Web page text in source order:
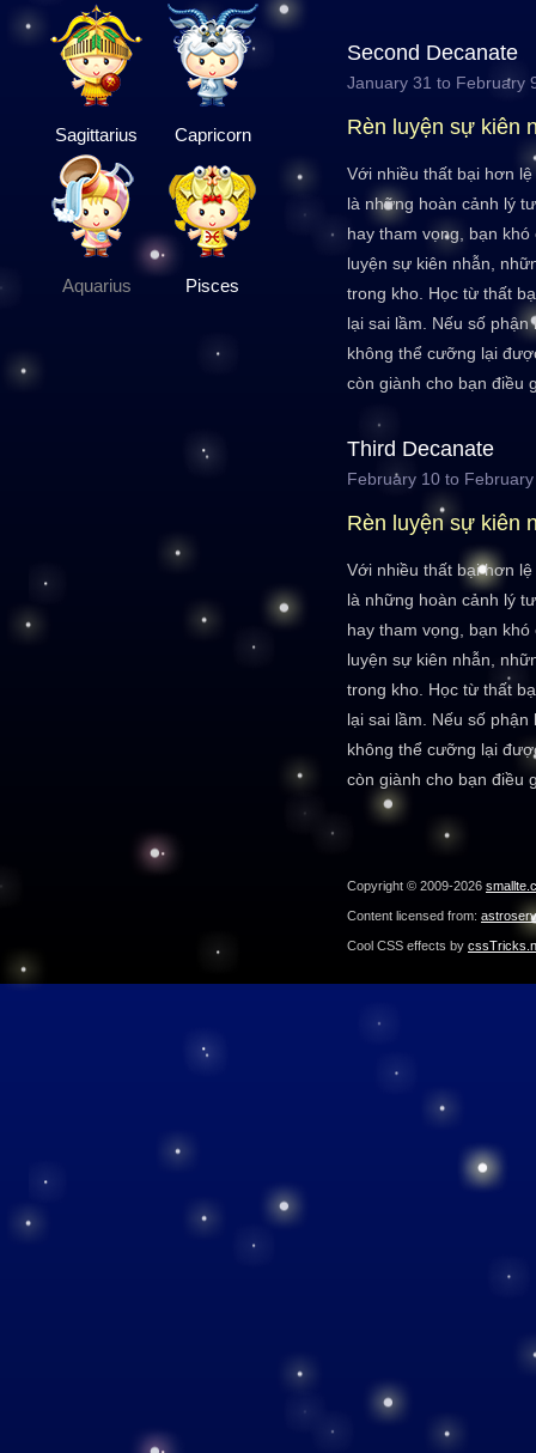
Sagittarius Capricorn
Aquarius Pisces
Second Decanate
January 31 to February
Rèn luyện sự kiên
Với nhiều thất bại hơn
là những hoàn cảnh lý
hay tham vọng, bạn
luyện sự kiên nhẫn,
trong kho. Học từ thất
lại sai lầm. Nếu số
không thể cưỡng lại
còn giành cho bạn điều
Third Decanate
February 10 to
Rèn luyện sự kiên
Với nhiều thất bại hơn
là những hoàn cảnh lý
hay tham vọng, bạn
luyện sự kiên nhẫn,
trong kho. Học từ thất
lại sai lầm. Nếu số
không thể cưỡng lại
còn giành cho bạn điều
Copyright © 2009-2026
Content licensed from:
Cool CSS effects by